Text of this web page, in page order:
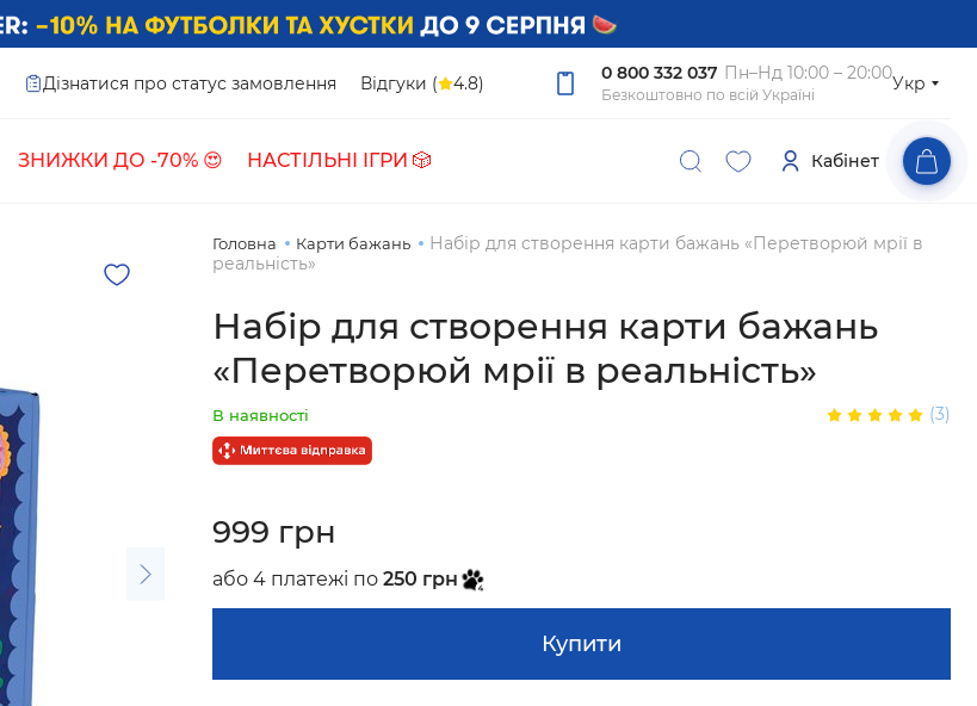
Дізнатися про статус замовлення Відгуки ( 4.8) 0 800 332 037 Пн–Нд 10:00 – 20:00
Безкоштовно по всій Україні
Укр
ЗНИЖКИ ДО -70% 😍 НАСТІЛЬНІ ІГРИ 🎲 Кабінет
Головна Карти бажань
Набір для створення карти бажань «Перетворюй мрії в
реальність»
Набір для створення карти бажань
«Перетворюй мрії в реальність»
В наявності (3)
999 грн
або 4 платежі по 250 грн
Купити